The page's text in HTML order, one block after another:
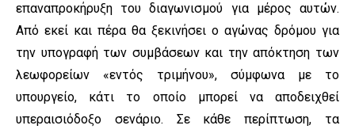
επαναπροκήρυξη του διαγωνισμού για μέρος αυτών.
Από εκεί και πέρα θα ξεκινήσει ο αγώνας δρόμου για
την υπογραφή των συμβάσεων και την απόκτηση των
λεωφορείων «εντός τριμήνου», σύμφωνα με το
υπουργείο, κάτι το οποίο μπορεί να αποδειχθεί
υπεραισιόδοξο σενάριο. Σε κάθε περίπτωση, τα